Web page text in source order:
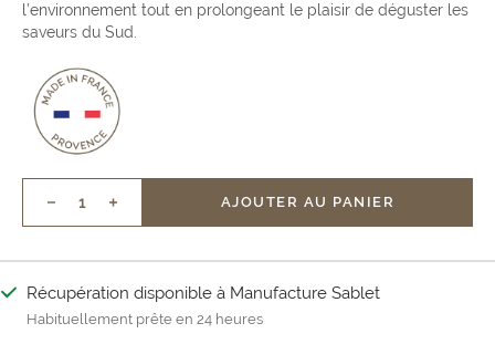
l’environnement tout en prolongeant le plaisir de déguster les
saveurs du Sud.
Réduire
la
Augmenter
la
AJOUTER AU PANIER
Récupération disponible à Manufacture Sablet
Habituellement prête en 24 heures